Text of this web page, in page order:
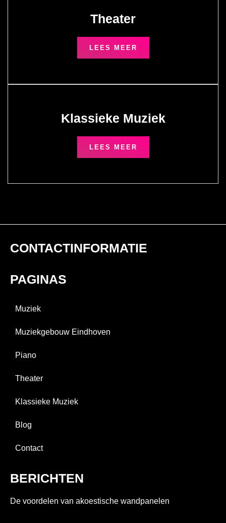
Theater
LEES MEER
Klassieke Muziek
LEES MEER
CONTACTINFORMATIE
PAGINAS
Muziek
Muziekgebouw Eindhoven
Piano
Theater
Klassieke Muziek
Blog
Contact
BERICHTEN
De voordelen van akoestische wandpanelen